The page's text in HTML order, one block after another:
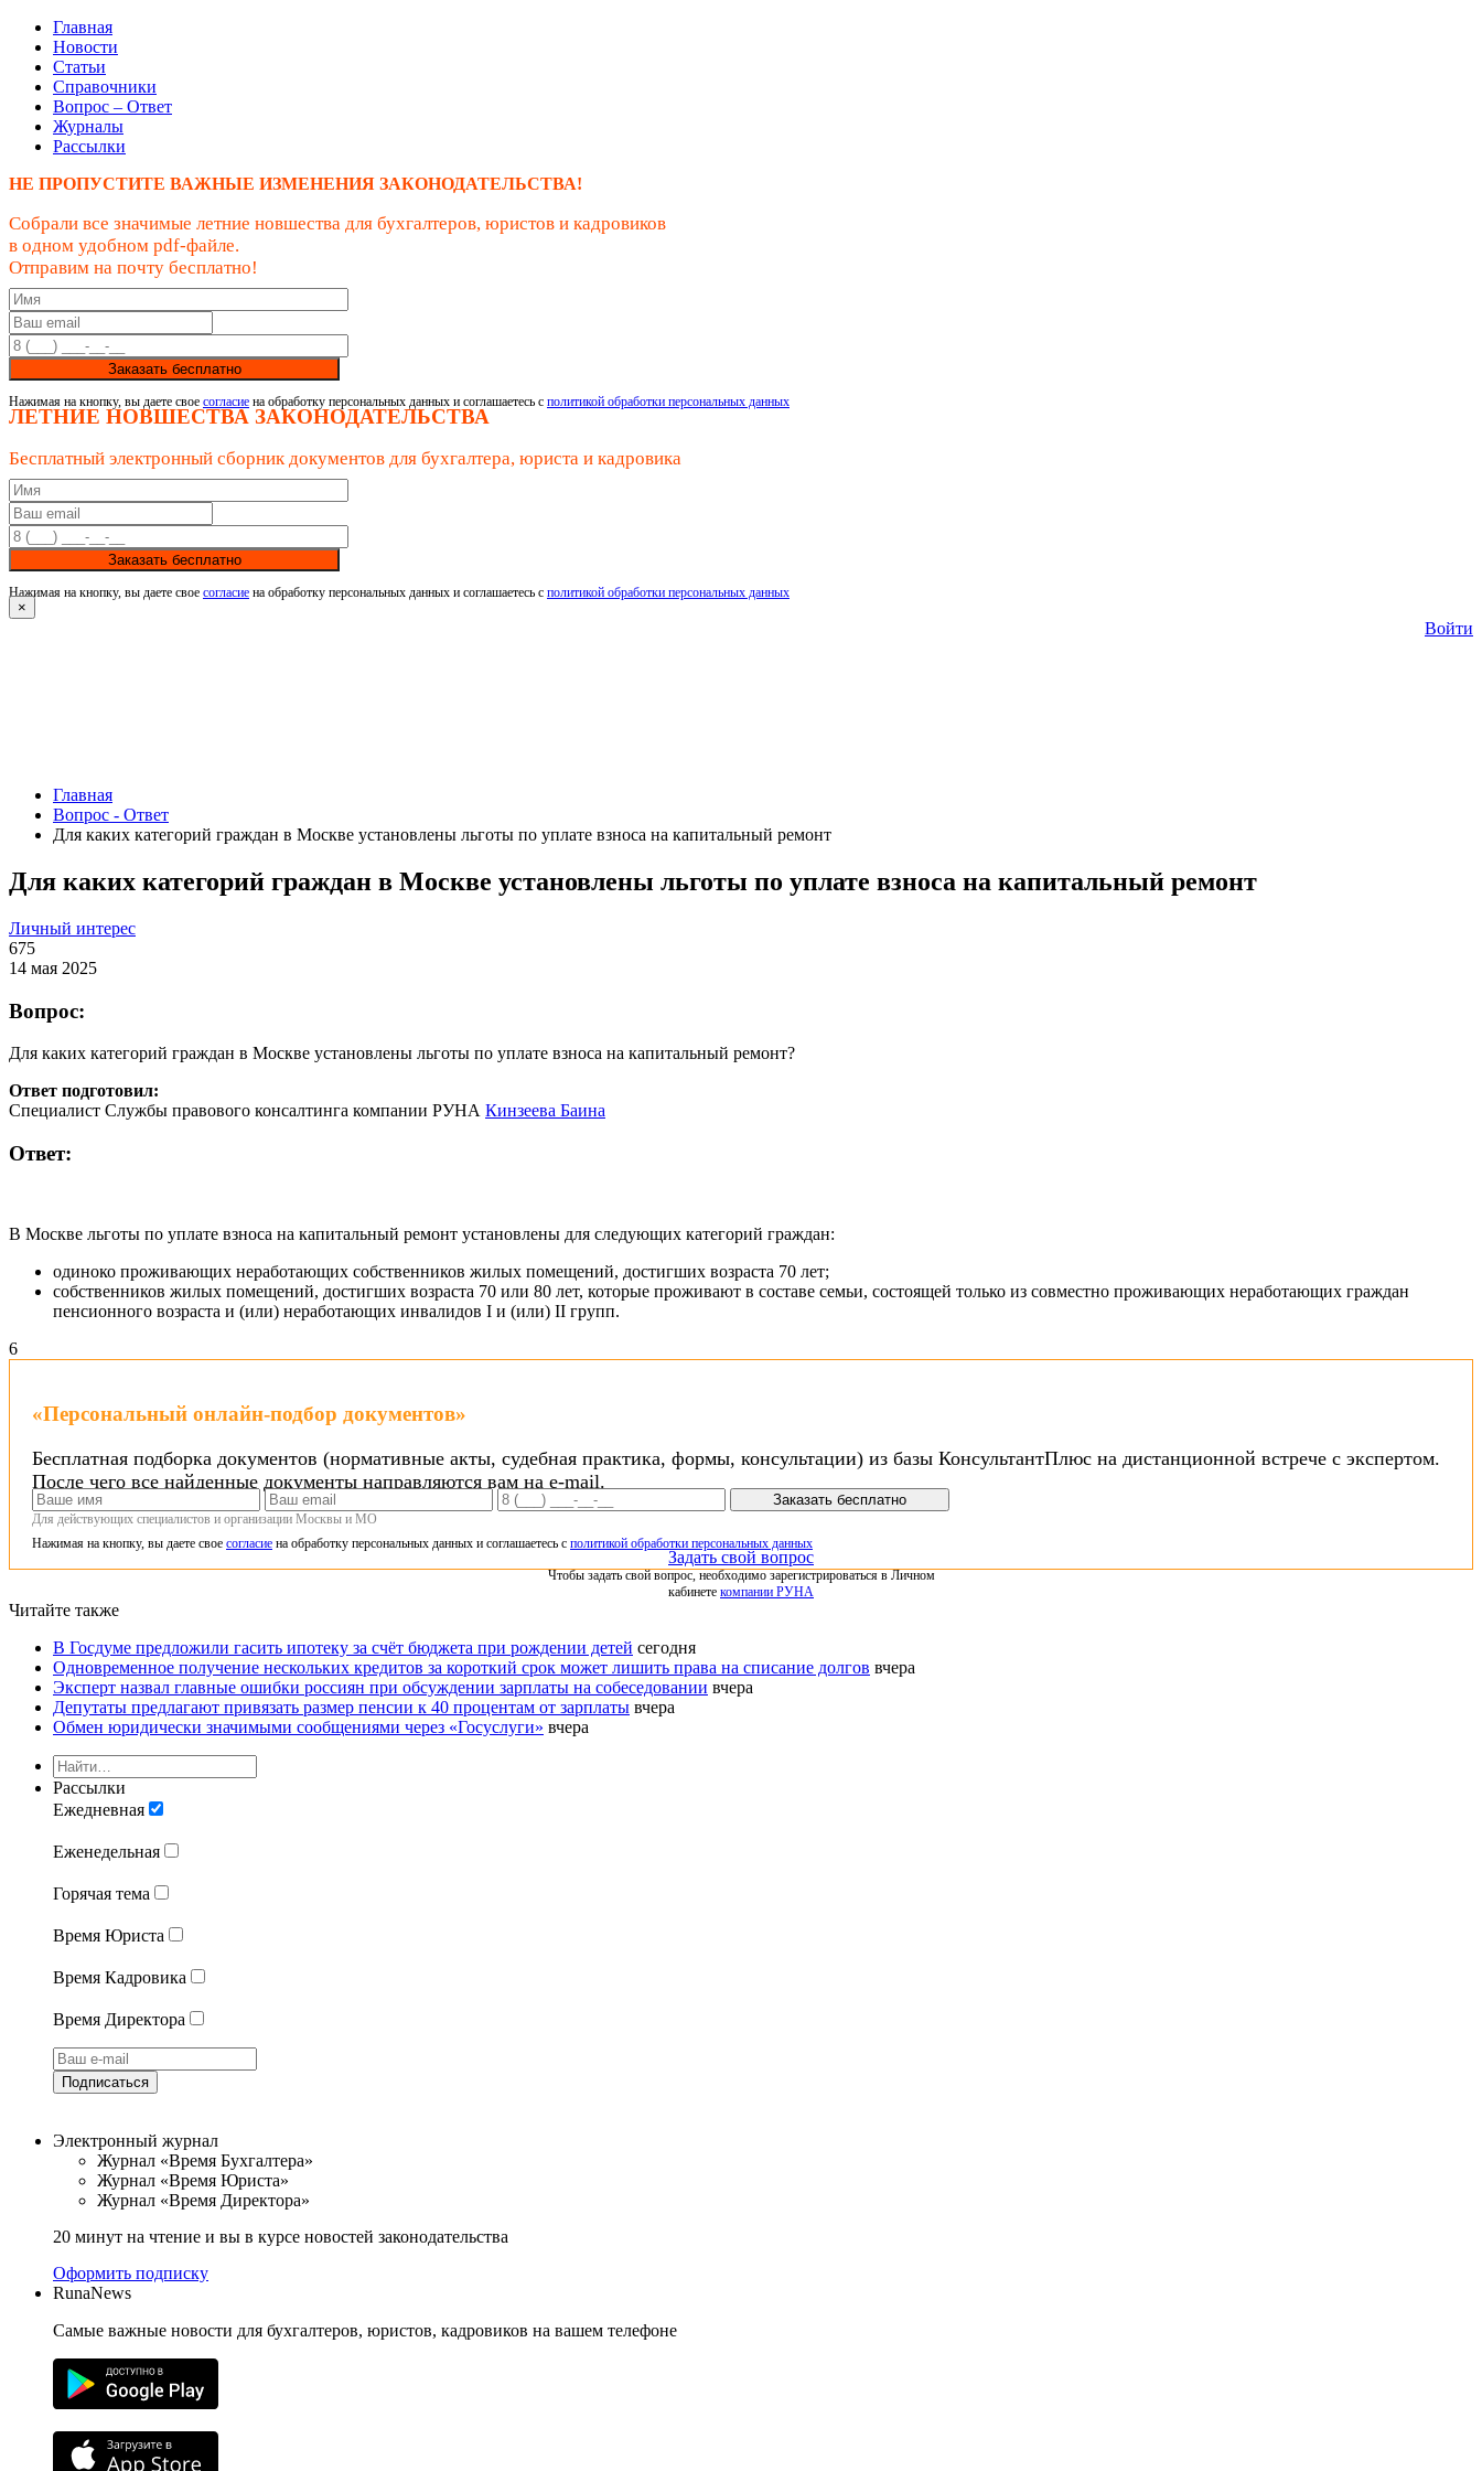
Главная
Новости
Статьи
Справочники
Вопрос – Ответ
Журналы
Рассылки
НЕ ПРОПУСТИТЕ ВАЖНЫЕ ИЗМЕНЕНИЯ ЗАКОНОДАТЕЛЬСТВА!
Собрали все значимые летние новшества для бухгалтеров, юристов и кадровиков
в одном удобном pdf-файле.
Отправим на почту бесплатно!
Заказать бесплатно
Нажимая на кнопку, вы даете свое согласие на обработку персональных данных и соглашаетесь с политикой обработки персональных данных
ЛЕТНИЕ НОВШЕСТВА ЗАКОНОДАТЕЛЬСТВА
Бесплатный электронный сборник документов для бухгалтера, юриста и кадровика
Заказать бесплатно
Нажимая на кнопку, вы даете свое согласие на обработку персональных данных и соглашаетесь с политикой обработки персональных данных
×
Войти
Главная
Вопрос - Ответ
Для каких категорий граждан в Москве установлены льготы по уплате взноса на капитальный ремонт
Для каких категорий граждан в Москве установлены льготы по уплате взноса на капитальный ремонт
Личный интерес
675
14 мая 2025
Вопрос:
Для каких категорий граждан в Москве установлены льготы по уплате взноса на капитальный ремонт?
Ответ подготовил:
Специалист Службы правового консалтинга компании РУНА Кинзеева Баина
Ответ:
В Москве льготы по уплате взноса на капитальный ремонт установлены для следующих категорий граждан:
одиноко проживающих неработающих собственников жилых помещений, достигших возраста 70 лет;
собственников жилых помещений, достигших возраста 70 или 80 лет, которые проживают в составе семьи, состоящей только из совместно проживающих неработающих граждан
пенсионного возраста и (или) неработающих инвалидов I и (или) II групп.
6
«Персональный онлайн-подбор документов»
Бесплатная подборка документов (нормативные акты, судебная практика, формы, консультации) из базы КонсультантПлюс на дистанционной встрече с экспертом.
После чего все найденные документы направляются вам на e-mail.
Заказать бесплатно
Для действующих специалистов и организации Москвы и МО
Нажимая на кнопку, вы даете свое согласие на обработку персональных данных и соглашаетесь с политикой обработки персональных данных
Задать свой вопрос
Чтобы задать свой вопрос, необходимо зарегистрироваться в Личном
кабинете компании РУНА
Читайте также
В Госдуме предложили гасить ипотеку за счёт бюджета при рождении детей сегодня
Одновременное получение нескольких кредитов за короткий срок может лишить права на списание долгов вчера
Эксперт назвал главные ошибки россиян при обсуждении зарплаты на собеседовании вчера
Депутаты предлагают привязать размер пенсии к 40 процентам от зарплаты вчера
Обмен юридически значимыми сообщениями через «Госуслуги» вчера
Рассылки
Ежедневная
Еженедельная
Горячая тема
Время Юриста
Время Кадровика
Время Директора
Подписаться
Электронный журнал
Журнал «Время Бухгалтера»
Журнал «Время Юриста»
Журнал «Время Директора»
20 минут на чтение и вы в курсе новостей законодательства
Оформить подписку
RunaNews
Самые важные новости для бухгалтеров, юристов, кадровиков на вашем телефоне